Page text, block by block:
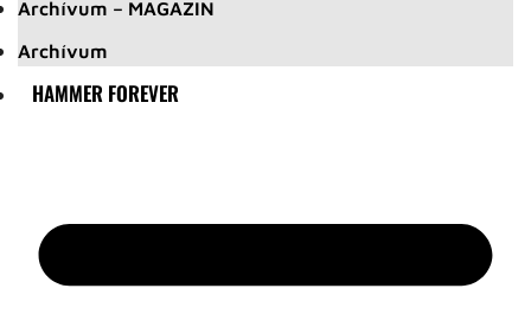
Archívum – MAGAZIN
Archívum
HAMMER FOREVER